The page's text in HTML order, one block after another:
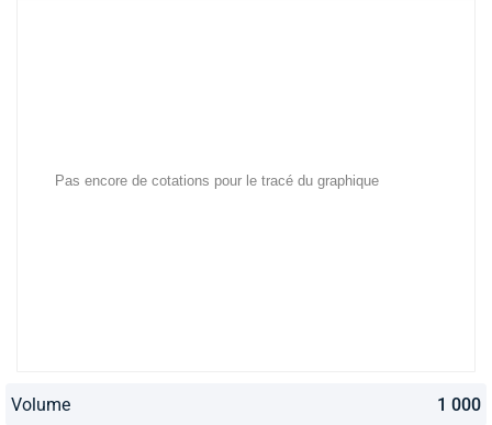
Volume 1 000